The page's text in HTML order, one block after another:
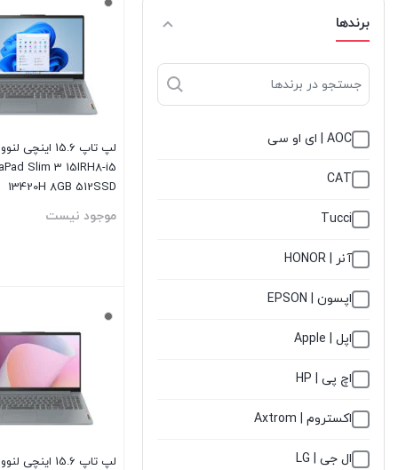
برندها
AOC | ای او سی
CAT
Tucci
آنر | HONOR
اپسون | EPSON
اپل | Apple
اچ پی | HP
اکستروم | Axtrom
ال جی | LG
لپ تاپ 15.6 اینچی
Slim 3 15IRH8-i5
13420H 8GB 512SSD
موجود نیست
لپ تاپ 15.6 اینچی